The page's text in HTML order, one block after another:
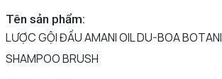
Tên sản phẩm:
LƯỢC GỘI ĐẦU AMANI OIL DU-BOA
SHAMPOO BRUSH